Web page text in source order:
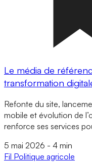
Le média de
transformation
Refonte du site,
mobile et évolution de
renforce ses services
5 mai 2026 - 4 min
Fil Politique agricole